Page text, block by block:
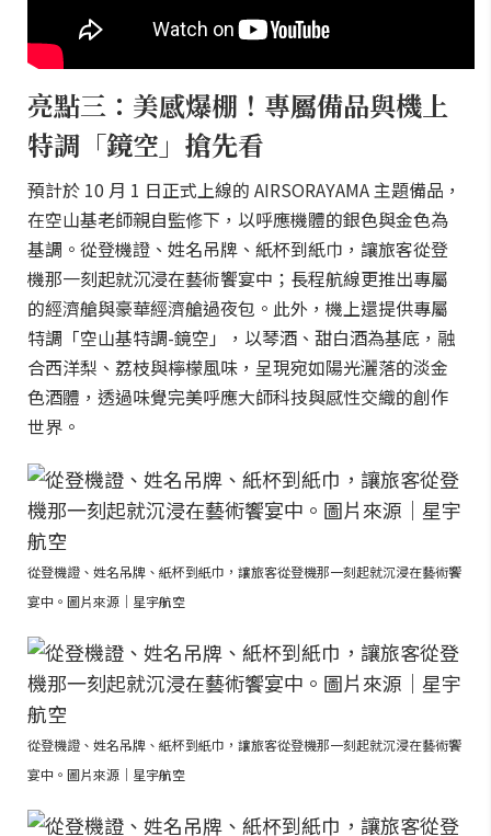
亮點三：美感爆棚！專屬備品與機上
特調「鏡空」搶先看
預計於 10 月 1 日正式上線的 AIRSORAYAMA 主題備品，
在空山基老師親自監修下，以呼應機體的銀色與金色為
基調。從登機證、姓名吊牌、紙杯到紙巾，讓旅客從登
機那一刻起就沉浸在藝術饗宴中；長程航線更推出專屬
的經濟艙與豪華經濟艙過夜包。此外，機上還提供專屬
特調「空山基特調-鏡空」，以琴酒、甜白酒為基底，融
合西洋梨、荔枝與檸檬風味，呈現宛如陽光灑落的淡金
色酒體，透過味覺完美呼應大師科技與感性交織的創作
世界。
從登機證、姓名吊牌、紙杯到紙巾，讓旅客從登機那一刻起就沉浸在藝術饗
宴中。圖片來源｜星宇航空
從登機證、姓名吊牌、紙杯到紙巾，讓旅客從登機那一刻起就沉浸在藝術饗
宴中。圖片來源｜星宇航空